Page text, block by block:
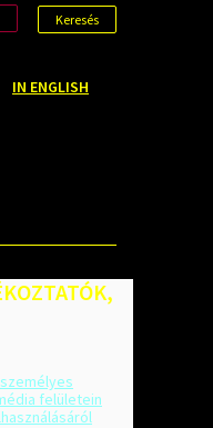
Keresés
IN ENGLISH
felületein